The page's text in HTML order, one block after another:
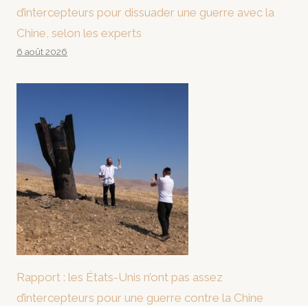
d’intercepteurs pour dissuader une guerre avec la
Chine, selon les experts
6 août 2026
Rapport : les États-Unis n’ont pas assez
d’intercepteurs pour une guerre contre la Chine